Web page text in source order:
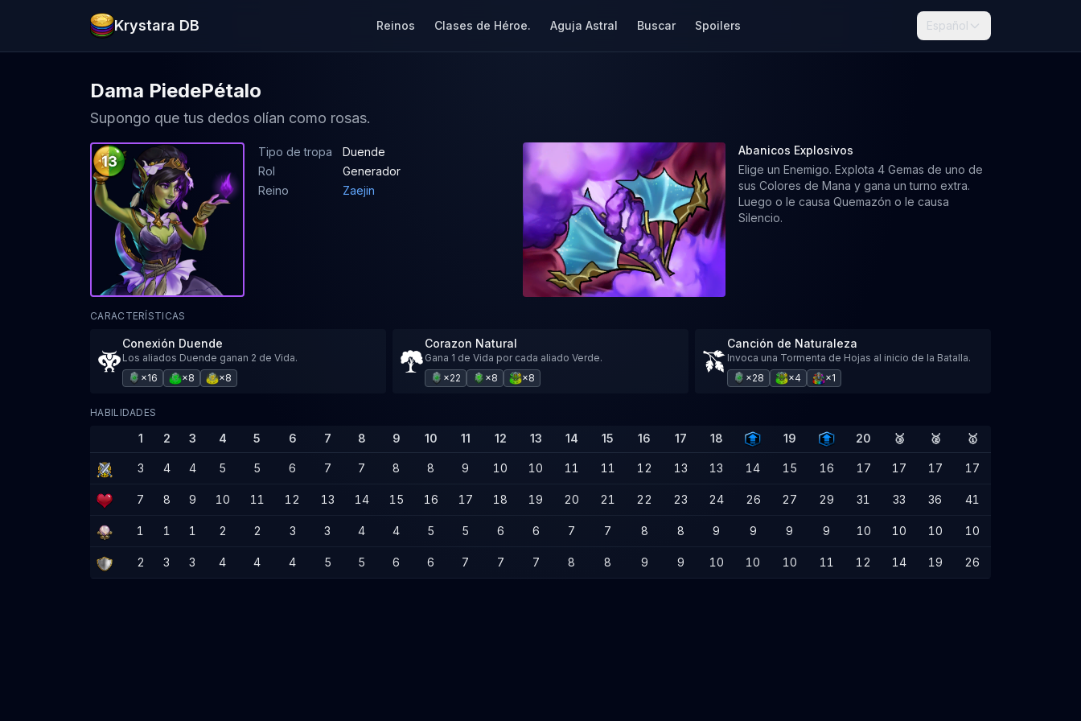
Krystara DB Reinos Clases de Héroe. Aguja Astral Buscar Spoilers Español
Dama PiedePétalo
Supongo que tus dedos olían como rosas.
13
Tipo de tropa
Duende
Rol
Generador
Reino
Zaejin
Abanicos Explosivos
Elige un Enemigo. Explota 4 Gemas de uno de
sus Colores de Mana y gana un turno extra.
Luego o le causa Quemazón o le causa
Silencio.
CARACTERÍSTICAS
Conexión Duende
Los aliados Duende ganan 2 de Vida.
×16
×8 ×8
Corazon Natural
Gana 1 de Vida por cada aliado Verde.
×22
×8 ×8
Canción de Naturaleza
Invoca una Tormenta de Hojas al inicio de la Batalla.
×28
×4 ×1
HABILIDADES
1 2 3 4 5 6 7 8 9 10 11 12 13 14 15 16 17 18 19 20 🥉 🥈 🥇
3 4 4 5 5 6 7 7 8 8 9 10 10 11 11 12 13 13 14 15 16 17 17 17 17
7 8 9 10 11 12 13 14 15 16 17 18 19 20 21 22 23 24 26 27 29 31 33 36 41
1 1 1 2 2 3 3 4 4 5 5 6 6 7 7 8 8 9 9 9 9 10 10 10 10
2 3 3 4 4 4 5 5 6 6 7 7 7 8 8 9 9 10 10 10 11 12 14 19 26